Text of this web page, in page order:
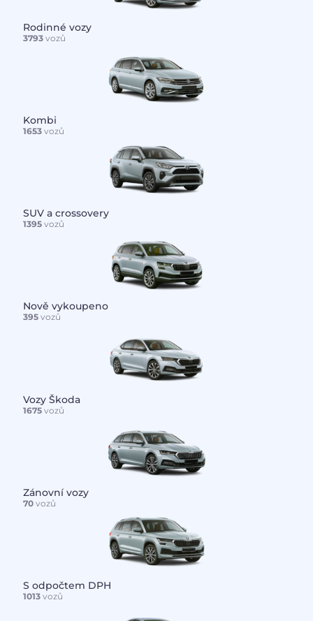
Rodinné vozy
3793vozů
Kombi
1653vozů
SUV a crossovery
1395vozů
Nově vykoupeno
395vozů
Vozy Škoda
1675vozů
Zánovní vozy
70vozů
S odpočtem DPH
1013vozů